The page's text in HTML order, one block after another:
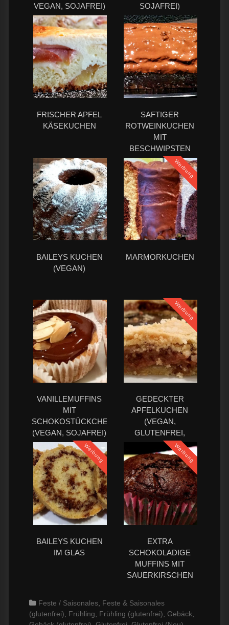
VEGAN, SOJAFREI)
OJAFREI)
FRISCHER APFEL
KÄSEKUCHEN
SAFTIGER
ROTWEINKUCHEN
MIT
BESCHWIPSTEN
KIRSCHEN
BAILEYS KUCHEN
(VEGAN)
Werbung
MARMORKUCHEN
VANILLEMUFFINS
MIT
SCHOKOSTÜCKCHEN
(VEGAN, SOJAFREI)
Werbung
GEDECKTER
APFELKUCHEN
(VEGAN,
GLUTENFREI,
SOJAFREI)
Werbung
BAILEYS KUCHEN
IM GLAS
Werbung
EXTRA
SCHOKOLADIGE
MUFFINS MIT
SAUERKIRSCHEN
Categories
Feste / Saisonales Feste & Saisonales
(glutenfrei)
Frühling Frühling (glutenfrei) Gebäck